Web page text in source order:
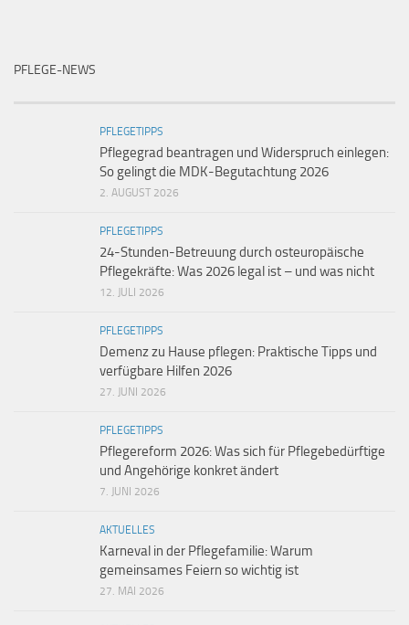
PFLEGE-NEWS
PFLEGETIPPS
Pflegegrad beantragen und Widerspruch einlegen:
So gelingt die MDK-Begutachtung 2026
2. AUGUST 2026
PFLEGETIPPS
24-Stunden-Betreuung durch osteuropäische
Pflegekräfte: Was 2026 legal ist – und was nicht
12. JULI 2026
PFLEGETIPPS
Demenz zu Hause pflegen: Praktische Tipps und
verfügbare Hilfen 2026
27. JUNI 2026
PFLEGETIPPS
Pflegereform 2026: Was sich für Pflegebedürftige
und Angehörige konkret ändert
7. JUNI 2026
AKTUELLES
Karneval in der Pflegefamilie: Warum
gemeinsames Feiern so wichtig ist
27. MAI 2026